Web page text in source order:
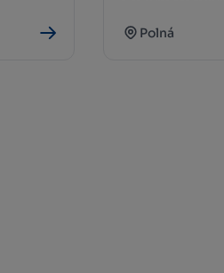
Polná